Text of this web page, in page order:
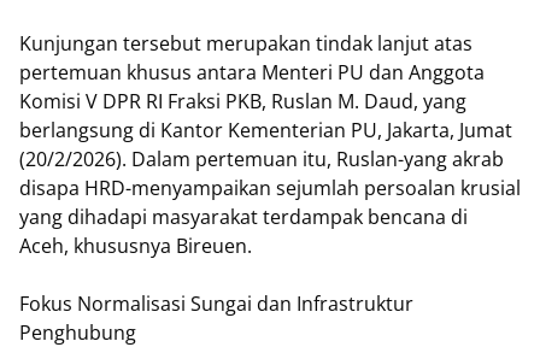
Kunjungan tersebut merupakan tindak lanjut atas
pertemuan khusus antara Menteri PU dan Anggota
Komisi V DPR RI Fraksi PKB, Ruslan M. Daud, yang
berlangsung di Kantor Kementerian PU, Jakarta, Jumat
(20/2/2026). Dalam pertemuan itu, Ruslan-yang akrab
disapa HRD-menyampaikan sejumlah persoalan krusial
yang dihadapi masyarakat terdampak bencana di
Aceh, khususnya Bireuen.
Fokus Normalisasi Sungai dan Infrastruktur
Penghubung